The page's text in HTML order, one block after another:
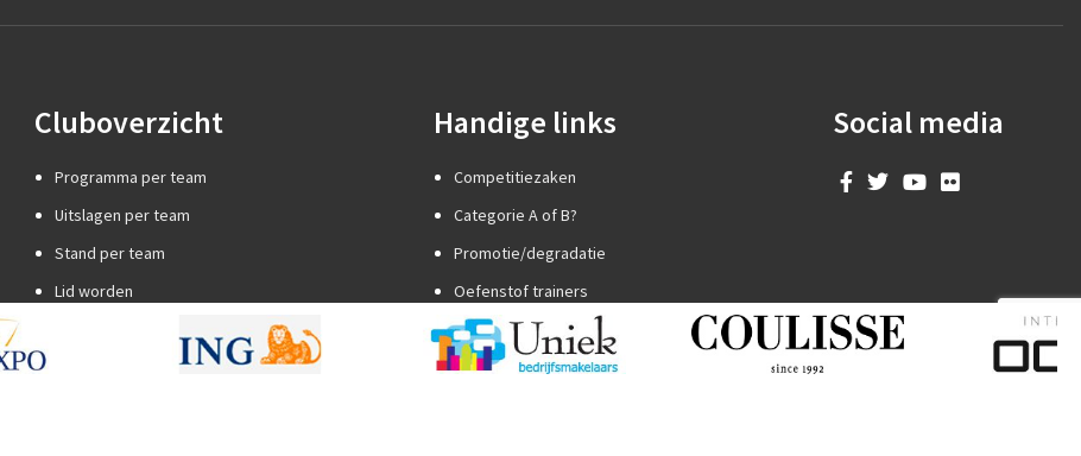
Cluboverzicht
Programma per team
Uitslagen per team
Stand per team
Lid worden
Handige links
Competitiezaken
Categorie A of B?
Promotie/degradatie
Oefenstof trainers
Spelregels
Trainer worden?
Social media